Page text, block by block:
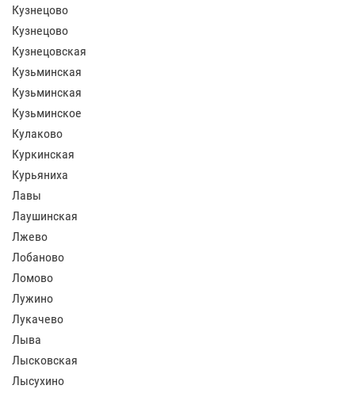
Кузнецово
Кузнецово
Кузнецовская
Кузьминская
Кузьминская
Кузьминское
Кулаково
Куркинская
Курьяниха
Лавы
Лаушинская
Лжево
Лобаново
Ломово
Лужино
Лукачево
Лыва
Лысковская
Лысухино